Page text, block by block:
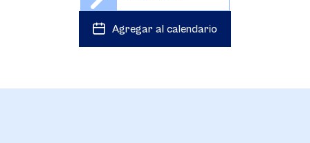
Agregar al calendario